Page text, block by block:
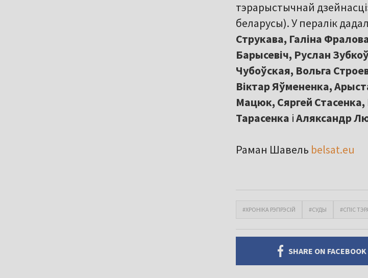
тэрарыстычнай
беларусы). У пералік
Струкава, Галіна
Барысевіч, Руслан
Чубоўская, Вольга
Віктар Яўмененка,
Мацюк, Сяргей
Тарасенка іАляксандр
Раман Шавель belsat.eu
#ХРОНІКА РЭПРЭСІЙ #СУДЫ #СПІС
SHARE ON FACEBOOK